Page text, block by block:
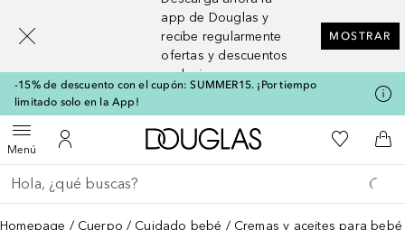
app de Douglas y
recibe regularmente
ofertas y descuentos
exclusivos
MOSTRAR
-15% de descuento con el cupón: SUMMER15. ¡Por tiempo
limitado solo en la App!
MenúAbrir menúMi cuenta
A Douglas HomeMi lista de
A
Regresar
Ejecutar búsqueda
Homepage Cuerpo Cuidado bebé Cremas y aceites para bebé
[navigation.slideout.screenreader]